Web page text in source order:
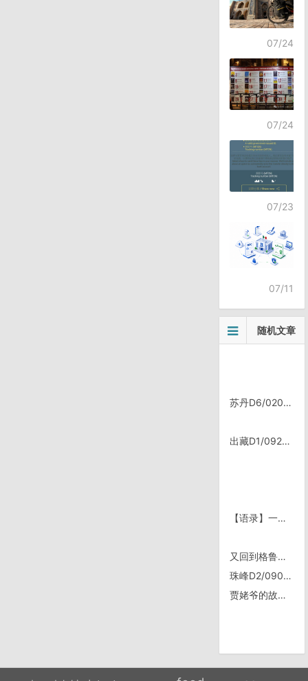
07/24
07/24
07/23
07/11
随机文章
苏丹D6/0208㊃，Dongola缩影
出藏D1/0924, 拉萨——贡嘎
【语录】一句话精髓：缘份
又回到格鲁吉亚了
珠峰D2/0906, 尼木岔口、日喀则
贾姥爷的故事｜骑行美国